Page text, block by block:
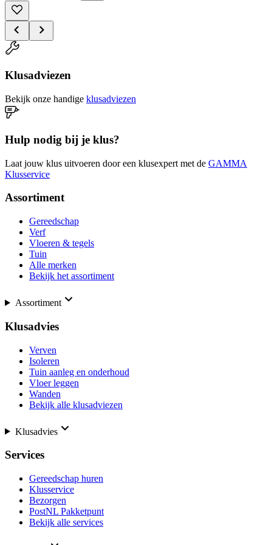
Klusadviezen
Bekijk onze handige klusadviezen
Hulp nodig bij je klus?
Laat jouw klus uitvoeren door een klusexpert met de GAMMA
Klusservice
Assortiment
Gereedschap
Verf
Vloeren & tegels
Tuin
Alle merken
Bekijk het assortiment
Assortiment
Klusadvies
Verven
Isoleren
Tuin aanleg en onderhoud
Vloer leggen
Wanden
Bekijk alle klusadviezen
Klusadvies
Services
Gereedschap huren
Klusservice
Bezorgen
PostNL Pakketpunt
Bekijk alle services